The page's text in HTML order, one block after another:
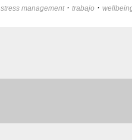
stress management· trabajo ·